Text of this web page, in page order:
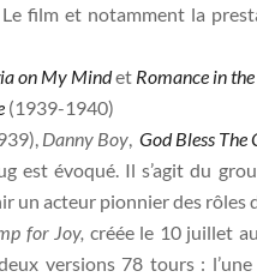
Le film et notamment la
on My Mindet Romance in
(1939-1940)
Danny Boy, God Bless The
est évoqué. Il s’agit du
un acteur pionnier des rôles
for Joy, créée le 10 juillet
versions 78 tours :